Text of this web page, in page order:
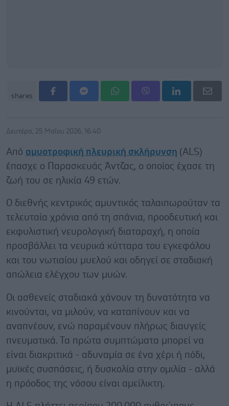
shares
Δευτέρα, 25 Μαΐου 2026, 16:40
Από αμυοτροφική πλευρική σκλήρυνση (ALS)
έπασχε ο Παρασκευάς Άντζας, ο οποίος έχασε τη
ζωή του σε ηλικία 49 ετών.
Ο διεθνής κεντρικός αμυντικός ταλαιπωρούταν τα
τελευταία χρόνια από τη σπάνια, προοδευτική και
εκφυλιστική νευρολογική διαταραχή, η οποία
προσβάλλει τα νευρικά κύτταρα του εγκεφάλου
και του νωτιαίου μυελού και οδηγεί σε σταδιακή
απώλεια ελέγχου των μυών.
Οι ασθενείς σταδιακά χάνουν τη δυνατότητα να
κινούνται, να μιλούν, να καταπίνουν και να
αναπνέουν, ενώ παραμένουν πλήρως διαυγείς
πνευματικά. Τα πρώτα συμπτώματα μπορεί να
είναι διακριτικά - αδυναμία σε ένα χέρι ή πόδι,
μυϊκές συσπάσεις, ή δυσκολία στην ομιλία - αλλά
η πρόοδος της νόσου είναι αμείλικτη.